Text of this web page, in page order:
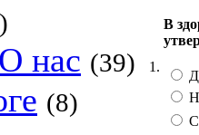
нас (39)
(8)
1.
В